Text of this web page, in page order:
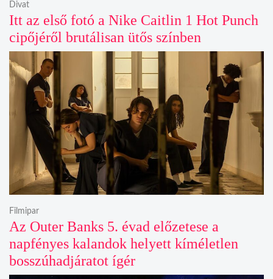
Itt az első fotó a Nike Caitlin 1 Hot Punch
cipőjéről brutálisan ütős színben
Divat
Az Outer Banks 5. évad előzetese a
napfényes kalandok helyett kíméletlen
bosszúhadjáratot ígér
Filmipar